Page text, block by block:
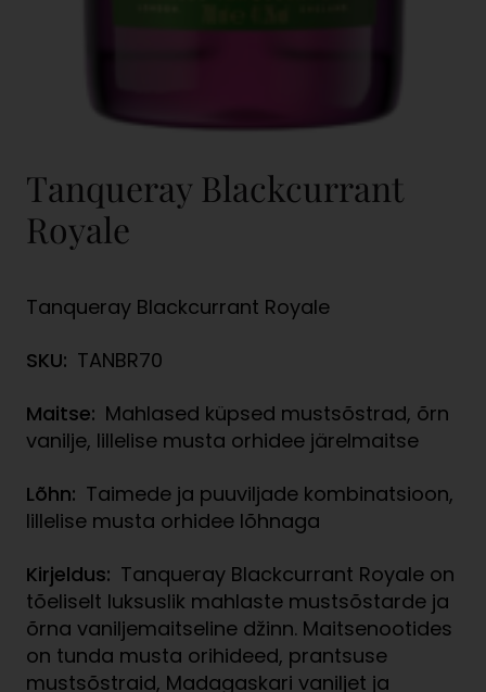
Tanqueray Blackcurrant
Royale
Tanqueray Blackcurrant Royale
SKU: TANBR70
Maitse: Mahlased küpsed mustsõstrad, õrn
vanilje, lillelise musta orhidee järelmaitse
Lõhn: Taimede ja puuviljade kombinatsioon,
lillelise musta orhidee lõhnaga
Kirjeldus: Tanqueray Blackcurrant Royale on
tõeliselt luksuslik mahlaste mustsõstarde ja
õrna vaniljemaitseline džinn. Maitsenootides
on tunda musta orihideed, prantsuse
mustsõstraid, Madagaskari vaniljet ja